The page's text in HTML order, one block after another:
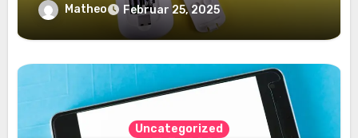
Matheo Februar 25, 2025
Uncategorized